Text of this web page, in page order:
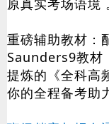
重磅辅助教材
Saunders9教材
提炼的《全科高
你的全程备考助